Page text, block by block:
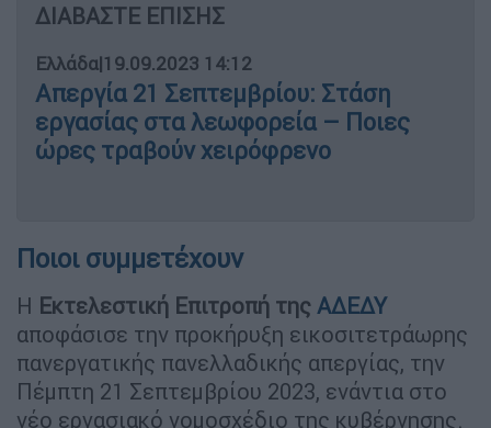
ΔΙΑΒΑΣΤΕ ΕΠΙΣΗΣ
Ελλάδα|19.09.2023 14:12
Απεργία 21 Σεπτεμβρίου: Στάση
εργασίας στα λεωφορεία – Ποιες
ώρες τραβούν χειρόφρενο
Ποιοι συμμετέχουν
Η Εκτελεστική Επιτροπή της ΑΔΕΔΥ
αποφάσισε την προκήρυξη εικοσιτετράωρης
πανεργατικής πανελλαδικής απεργίας, την
Πέμπτη 21 Σεπτεμβρίου 2023, ενάντια στο
νέο εργασιακό νομοσχέδιο της κυβέρνησης.